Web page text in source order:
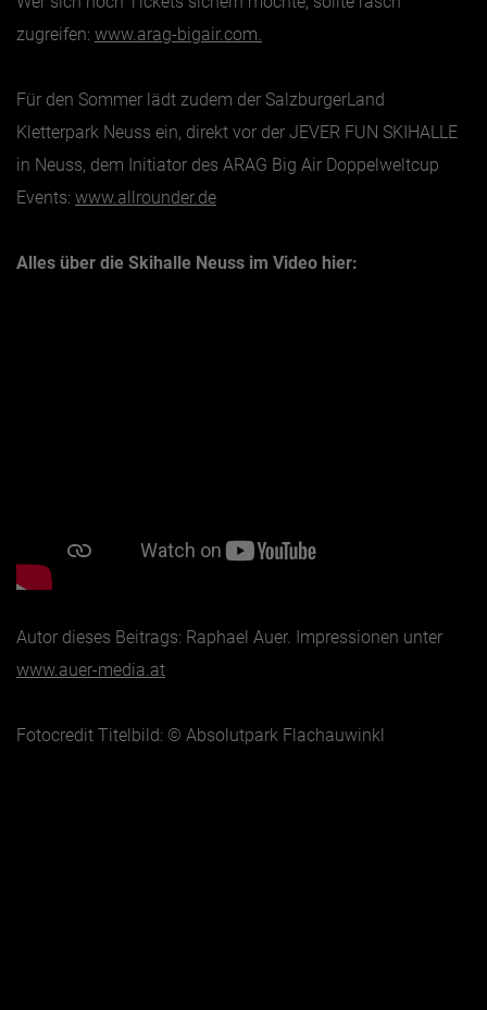
zugreifen: www.arag-bigair.com.
Für den Sommer lädt zudem der SalzburgerLand
Kletterpark Neuss ein, direkt vor der JEVER FUN SKIHALLE
in Neuss, dem Initiator des ARAG Big Air Doppelweltcup
Events: www.allrounder.de
Alles über die Skihalle Neuss im Video hier:
Autor dieses Beitrags: Raphael Auer. Impressionen unter
www.auer-media.at
Fotocredit Titelbild: © Absolutpark Flachauwinkl